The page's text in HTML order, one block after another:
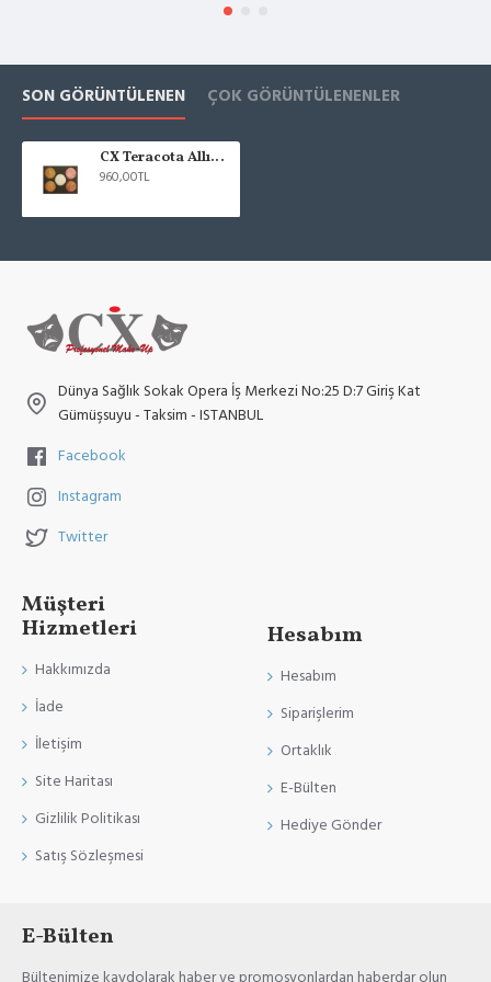
SON GÖRÜNTÜLENEN ÇOK GÖRÜNTÜLENENLER
CX Teracota Allık Paleti /A
960,00TL
Dünya Sağlık Sokak Opera İş Merkezi No:25 D:7 Giriş Kat
Gümüşsuyu - Taksim - ISTANBUL
Facebook
Instagram
Twitter
Müşteri
Hizmetleri
Hakkımızda
İade
İletişim
Site Haritası
Gizlilik Politikası
Satış Sözleşmesi
Hesabım
Hesabım
Siparişlerim
Ortaklık
E-Bülten
Hediye Gönder
E-Bülten
Bültenimize kaydolarak haber ve promosyonlardan haberdar olun